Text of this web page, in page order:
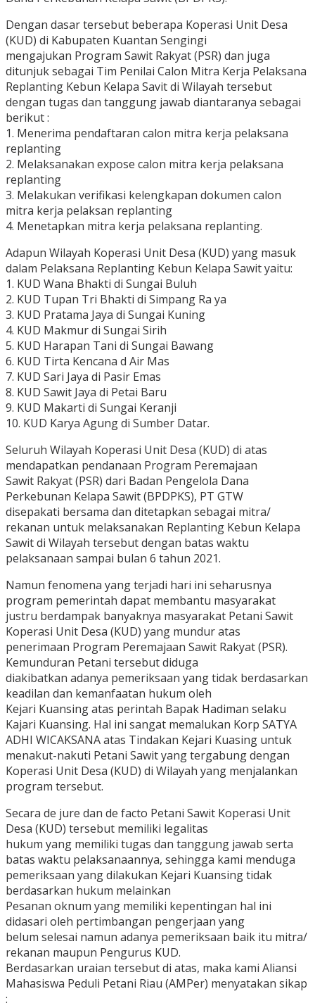
Dengan dasar tersebut beberapa Koperasi Unit Desa
(KUD) di Kabupaten Kuantan Sengingi
mengajukan Program Sawit Rakyat (PSR) dan juga
ditunjuk sebagai Tim Penilai Calon Mitra Kerja Pelaksana
Replanting Kebun Kelapa Savit di Wilayah tersebut
dengan tugas dan tanggung jawab diantaranya sebagai
berikut :
1. Menerima pendaftaran calon mitra kerja pelaksana
replanting
2. Melaksanakan expose calon mitra kerja pelaksana
replanting
3. Melakukan verifikasi kelengkapan dokumen calon
mitra kerja pelaksan replanting
4. Menetapkan mitra kerja pelaksana replanting.
Adapun Wilayah Koperasi Unit Desa (KUD) yang masuk
dalam Pelaksana Replanting Kebun Kelapa Sawit yaitu:
1. KUD Wana Bhakti di Sungai Buluh
2. KUD Tupan Tri Bhakti di Simpang Ra ya
3. KUD Pratama Jaya di Sungai Kuning
4. KUD Makmur di Sungai Sirih
5. KUD Harapan Tani di Sungai Bawang
6. KUD Tirta Kencana d Air Mas
7. KUD Sari Jaya di Pasir Emas
8. KUD Sawit Jaya di Petai Baru
9. KUD Makarti di Sungai Keranji
10. KUD Karya Agung di Sumber Datar.
Seluruh Wilayah Koperasi Unit Desa (KUD) di atas
mendapatkan pendanaan Program Peremajaan
Sawit Rakyat (PSR) dari Badan Pengelola Dana
Perkebunan Kelapa Sawit (BPDPKS), PT GTW
disepakati bersama dan ditetapkan sebagai mitra/
rekanan untuk melaksanakan Replanting Kebun Kelapa
Sawit di Wilayah tersebut dengan batas waktu
pelaksanaan sampai bulan 6 tahun 2021.
Namun fenomena yang terjadi hari ini seharusnya
program pemerintah dapat membantu masyarakat
justru berdampak banyaknya masyarakat Petani Sawit
Koperasi Unit Desa (KUD) yang mundur atas
penerimaan Program Peremajaan Sawit Rakyat (PSR).
Kemunduran Petani tersebut diduga
diakibatkan adanya pemeriksaan yang tidak berdasarkan
keadilan dan kemanfaatan hukum oleh
Kejari Kuansing atas perintah Bapak Hadiman selaku
Kajari Kuansing. Hal ini sangat memalukan Korp SATYA
ADHI WICAKSANA atas Tindakan Kejari Kuasing untuk
menakut-nakuti Petani Sawit yang tergabung dengan
Koperasi Unit Desa (KUD) di Wilayah yang menjalankan
program tersebut.
Secara de jure dan de facto Petani Sawit Koperasi Unit
Desa (KUD) tersebut memiliki legalitas
hukum yang memiliki tugas dan tanggung jawab serta
batas waktu pelaksanaannya, sehingga kami menduga
pemeriksaan yang dilakukan Kejari Kuansing tidak
berdasarkan hukum melainkan
Pesanan oknum yang memiliki kepentingan hal ini
didasari oleh pertimbangan pengerjaan yang
belum selesai namun adanya pemeriksaan baik itu mitra/
rekanan maupun Pengurus KUD.
Berdasarkan uraian tersebut di atas, maka kami Aliansi
Mahasiswa Peduli Petani Riau (AMPer) menyatakan sikap
: